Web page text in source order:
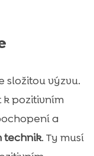
složitou výzvu.
k pozitivním
a
technik. Ty musí